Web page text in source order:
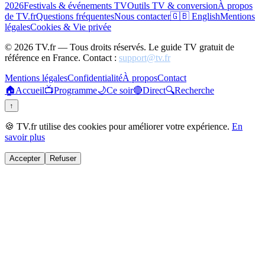
2026Festivals & événements TVOutils TV & conversionÀ propos
de TV.frQuestions fréquentesNous contacter🇬🇧 EnglishMentions
légalesCookies & Vie privée
© 2026 TV.fr — Tous droits réservés. Le guide TV gratuit de
référence en France. Contact : support@tv.fr
Mentions légalesConfidentialitéÀ proposContact
🏠Accueil📺Programme🌙Ce soir🔴Direct🔍Recherche
↑
🍪 TV.fr utilise des cookies pour améliorer votre expérience. En
savoir plus
Accepter Refuser